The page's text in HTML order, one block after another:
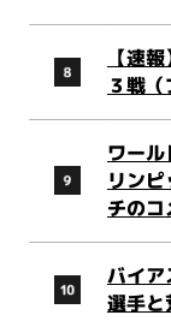
【速
３戦
ワー
リン
チのコ
バイア
選手と